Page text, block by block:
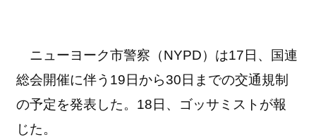
ニューヨーク市警察（NYPD）は17日、国連
総会開催に伴う19日から30日までの交通規制
の予定を発表した。18日、ゴッサミストが報
じた。